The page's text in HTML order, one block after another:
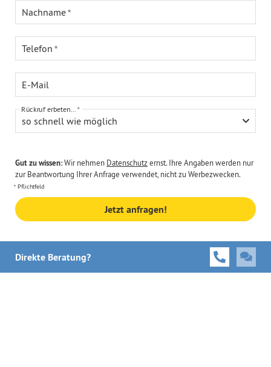
Nachname
Telefon
E-Mail
so schnell wie möglich
Rückruf erbeten...
Gut zu wissen:Wir nehmen Datenschutzernst. Ihre Angaben werden nur
zur Beantwortung Ihrer Anfrage verwendet, nicht zu Werbezwecken.
Pflichtfeld
Jetzt anfragen!
Direkte Beratung?